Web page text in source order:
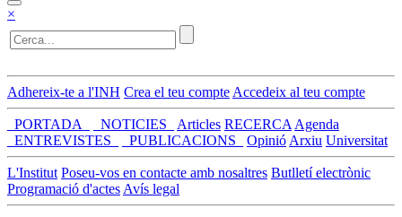
×
Adhereix-te a l'INH Crea el teu compte Accedeix al teu compte
_PORTADA_ _NOTICIES_ Articles RECERCA Agenda
_ENTREVISTES_
_PUBLICACIONS_ Opinió Arxiu Universitat
L'Institut Poseu-vos en contacte amb nosaltres Butlletí electrònic
Programació d'actes Avís legal